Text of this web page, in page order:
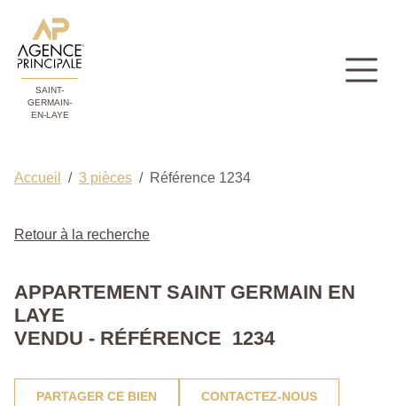
SAINT-
GERMAIN-
EN-LAYE
Accueil 3 pièces Référence 1234
Retour à la recherche
APPARTEMENT SAINT GERMAIN EN
LAYE
VENDU - RÉFÉRENCE 1234
PARTAGER CE BIEN CONTACTEZ-NOUS